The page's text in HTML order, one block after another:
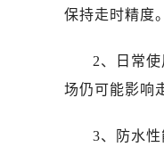
保持走时精度。
2、日常
场仍可能影响
3、防水